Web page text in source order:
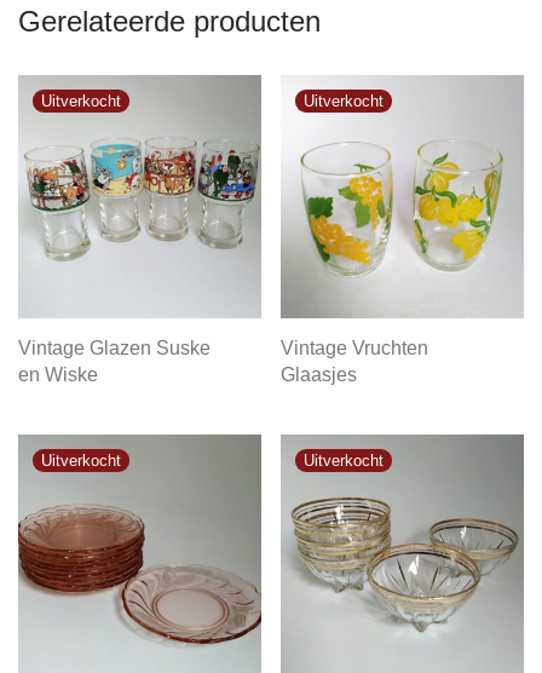
Gerelateerde producten
Vintage Glazen Suske
en Wiske
Vintage Vruchten
Glaasjes